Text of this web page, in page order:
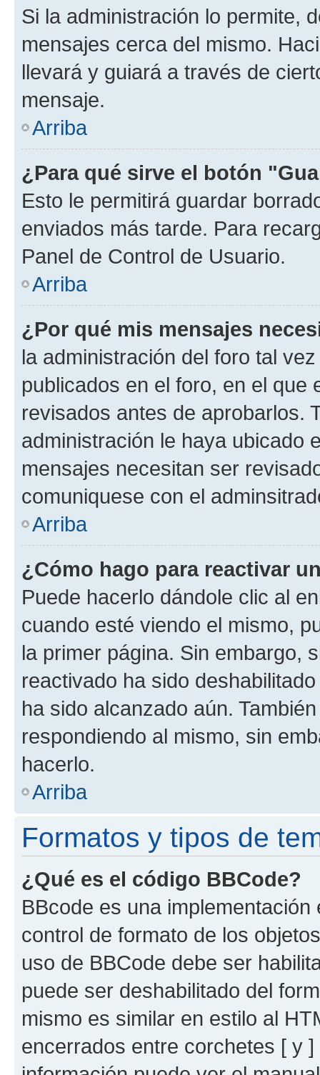
Si la administración lo permite,
mensajes cerca del mismo.
llevará y guiará a través de
mensaje.
Arriba
¿Para qué sirve el botón
Esto le permitirá guardar
enviados más tarde. Para
Panel de Control de Usuario.
Arriba
¿Por qué mis mensajes
la administración del foro tal
publicados en el foro, en el
revisados antes de aprobarlos.
administración le haya ubicado
mensajes necesitan ser
comuniquese con el
Arriba
¿Cómo hago para reactivar
Puede hacerlo dándole clic al
cuando esté viendo el mismo,
la primer página. Sin embargo,
reactivado ha sido
ha sido alcanzado aún.
respondiendo al mismo, sin
hacerlo.
Arriba
Formatos y tipos de
¿Qué es el código BBCode?
BBcode es una
control de formato de los
uso de BBCode debe ser
puede ser deshabilitado del
mismo es similar en estilo al
encerrados entre corchetes [ y